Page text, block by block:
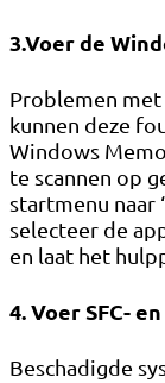
3.Voer de
Problemen met
kunnen deze
Windows
te scannen op
startmenu naar
selecteer de
en laat het
4. Voer SFC-
Beschadigde